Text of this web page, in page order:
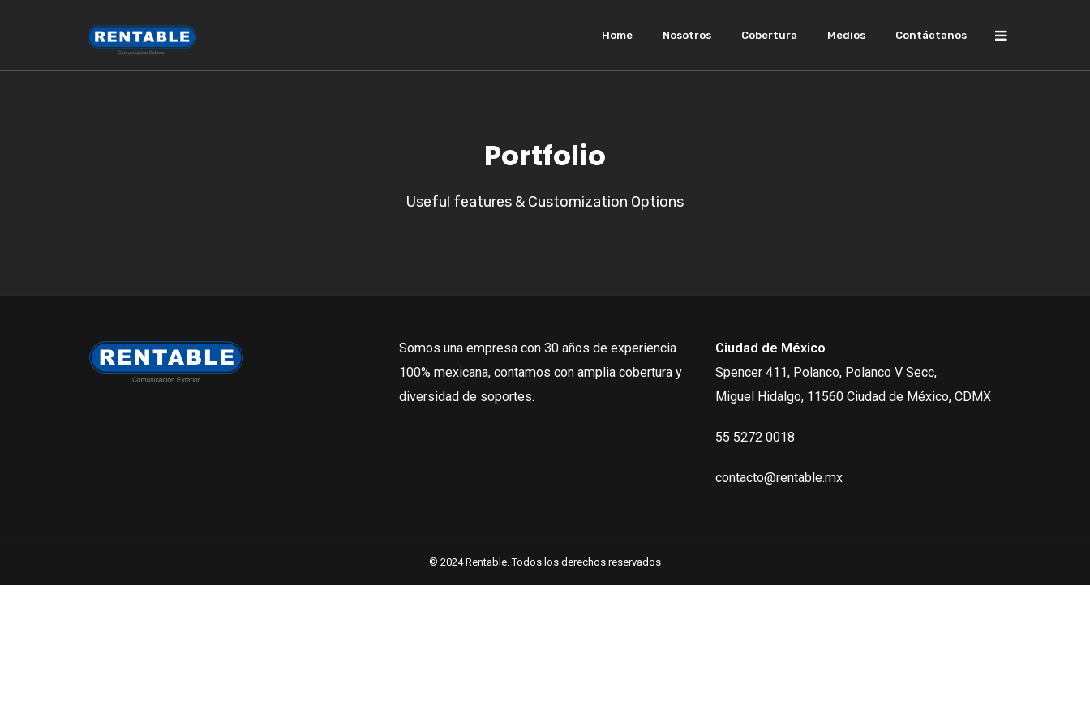
Home Nosotros Cobertura Medios Contáctanos
Portfolio
Useful features & Customization Options
Somos una empresa con 30 años de experiencia
100% mexicana, contamos con amplia cobertura y
diversidad de soportes.
Ciudad de México
Spencer 411, Polanco, Polanco V Secc,
Miguel Hidalgo, 11560 Ciudad de México, CDMX
55 5272 0018
contacto@rentable.mx
© 2024 Rentable. Todos los derechos reservados